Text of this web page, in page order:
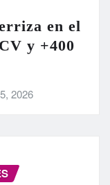
en el
y +400
2026